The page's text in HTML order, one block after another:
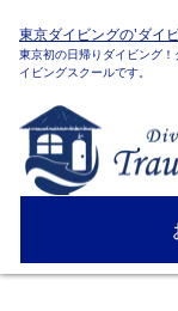
東京ダイビングの'ダイ
東京初の日帰りダイビング
イビングスクールです。